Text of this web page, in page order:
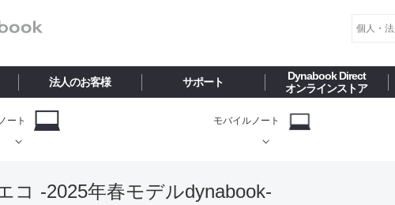
法人のお客様 サポート
Dynabook Direct
オンラインストア
ート モバイルノート
コ -2025年春モデルdynabook-